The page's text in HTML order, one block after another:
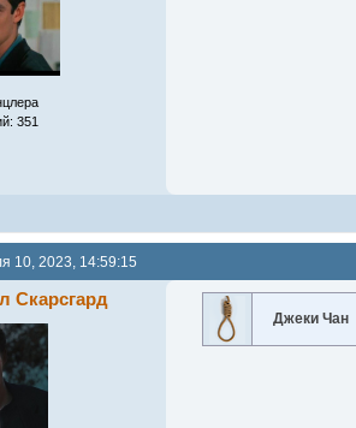
351
10, 2023, 14:59:15
Скарсгард
Джеки Чан